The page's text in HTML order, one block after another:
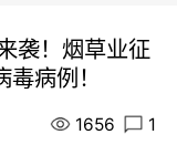
袭！烟草业征
病例！
1656 1